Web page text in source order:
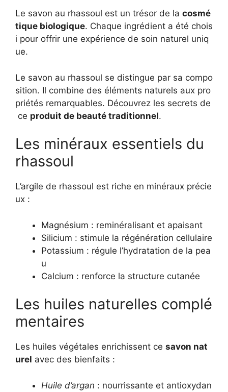
Le savon au rhassoul est un trésor de la cosmé
tique biologique. Chaque ingrédient a été chois
i pour offrir une expérience de soin naturel uniq
ue.
Le savon au rhassoul se distingue par sa compo
sition. Il combine des éléments naturels aux pro
priétés remarquables. Découvrez les secrets de
ce produit de beauté traditionnel.
Les minéraux essentiels du
rhassoul
L’argile de rhassoul est riche en minéraux précie
ux :
Magnésium : reminéralisant et apaisant
Silicium : stimule la régénération cellulaire
Potassium : régule l’hydratation de la pea
u
Calcium : renforce la structure cutanée
Les huiles naturelles complé
mentaires
Les huiles végétales enrichissent ce savon nat
urel avec des bienfaits :
Huile d’argan : nourrissante et antioxydan